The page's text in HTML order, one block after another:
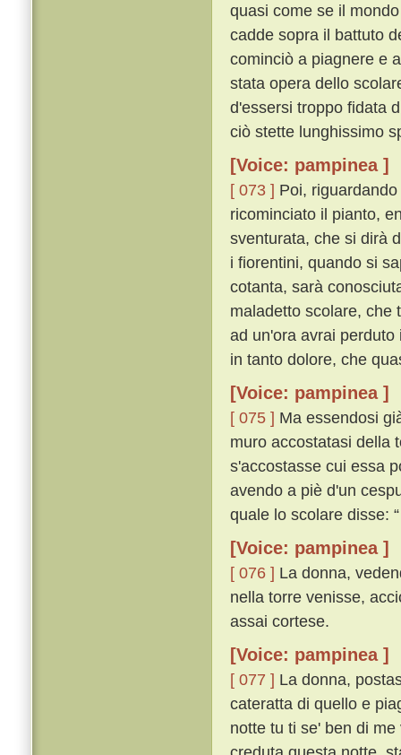
quasi come se il
cadde sopra il battuto
cominciò a piagnere e
stata opera dello
d'essersi troppo fidata
ciò stette lunghissimo
[Voice: pampinea ]
[ 073 ] Poi,
ricominciato il pianto,
sventurata, che si dirà
i fiorentini, quando si
cotanta, sarà
maladetto scolare, che
ad un'ora avrai perduto
in tanto dolore, che
[Voice: pampinea ]
[ 075 ] Ma essendosi
muro accostatasi della
s'accostasse cui essa
avendo a piè d'un
quale lo scolare disse:
[Voice: pampinea ]
[ 076 ] La donna,
nella torre venisse,
assai cortese.
[Voice: pampinea ]
[ 077 ] La donna,
cateratta di quello e
notte tu ti se' ben di